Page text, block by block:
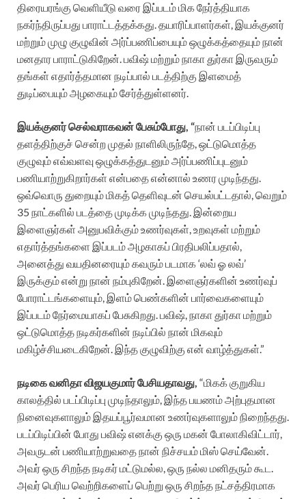
திரையரங்கு வெளியீடு வரை இப்படம் மிக நேர்த்தியாக
நகர்ந்திருப்பது பாராட்டத்தக்கது. தயாரிப்பாளர்கள், இயக்குனர்
மற்றும் முழு குழுவின் அர்ப்பணிப்பையும் ஒழுக்கத்தையும் நான்
மனதார பாராட்டுகிறேன். பவிஷ் மற்றும் நாகா துர்கா இருவரும்
தங்கள் எதார்த்தமான நடிப்பால் படத்திற்கு இளமைத்
துடிப்பையும் அழகையும் சேர்த்துள்ளனர்.
இயக்குனர் செல்வராகவன் பேசும்போது, “நான் படப்பிடிப்பு
தளத்திற்குச் சென்ற முதல் நாளிலிருந்தே, ஒட்டுமொத்த
குழுவும் எவ்வளவு ஒழுக்கத்துடனும் அர்ப்பணிப்புடனும்
பணியாற்றுகிறார்கள் என்பதை என்னால் உணர முடிந்தது.
ஒவ்வொரு துறையும் மிகத் தெளிவுடன் செயல்பட்டதால், வெறும்
35 நாட்களில் படத்தை முடிக்க முடிந்தது. இன்றைய
இளைஞர்கள் அனுபவிக்கும் உணர்வுகள், உறவுகள் மற்றும்
எதார்த்தங்களை இப்படம் அழகாகப் பிரதிபலிப்பதால்,
அனைத்து வயதினரையும் கவரும் படமாக ‘லவ் ஓ லவ்’
இருக்கும் என்று நான் நம்புகிறேன். இளைஞர்களின் உணர்வுப்
போராட்டங்களையும், இளம் பெண்களின் பார்வைகளையும்
இப்படம் நேர்மையாகப் பேசுகிறது. பவிஷ், நாகா துர்கா மற்றும்
ஒட்டுமொத்த நடிகர்களின் நடிப்பில் நான் மிகவும்
மகிழ்ச்சியடைகிறேன். இந்த குழுவிற்கு என் வாழ்த்துகள்.”
நடிகை வனிதா விஜயகுமார் பேசியதாவது, “மிகக் குறுகிய
காலத்தில் படப்பிடிப்பு முடிந்தாலும், இந்த பயணம் அற்புதமான
நினைவுகளாலும் இதயப்பூர்வமான உணர்வுகளாலும் நிறைந்தது.
படப்பிடிப்பின் போது பவிஷ் எனக்கு ஒரு மகன் போலாகிவிட்டார்,
அவருடன் பணியாற்றுவதை நான் நிச்சயம் மிஸ் செய்வேன்.
அவர் ஒரு சிறந்த நடிகர் மட்டுமல்ல, ஒரு நல்ல மனிதரும் கூட.
அவர் பெரிய வெற்றிகளைப் பெற்று ஒரு சிறந்த நட்சத்திரமாக